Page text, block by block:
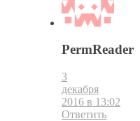
PermReader
3
декабря
2016 в 13:02
Ответить